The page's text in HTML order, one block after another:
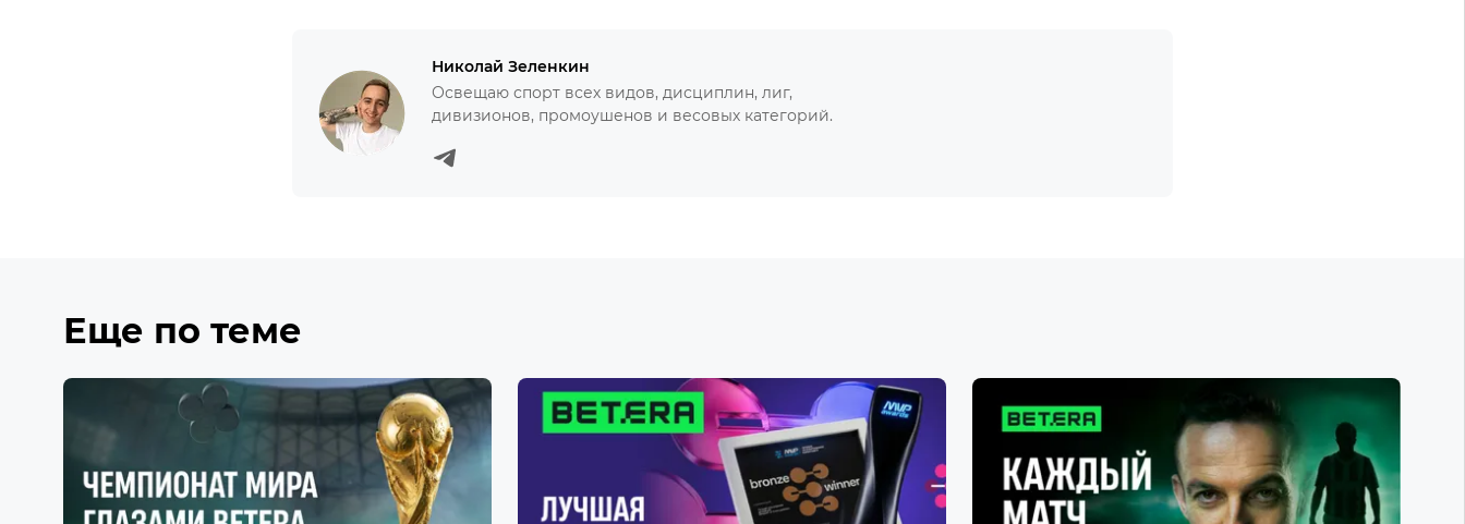
Николай Зеленкин
Освещаю спорт всех видов, дисциплин, лиг,
дивизионов, промоушенов и весовых категорий.
Еще по теме